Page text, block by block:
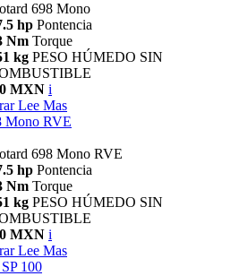
698 Mono
hp Pontencia
Nm Torque
kg PESO HÚMEDO SIN
MXN i
Lee Mas
Mono RVE
698 Mono RVE
hp Pontencia
Nm Torque
kg PESO HÚMEDO SIN
MXN i
Lee Mas
100